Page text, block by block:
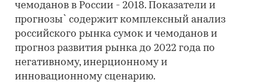
чемоданов в России - 2018. Показатели и
прогнозы` содержит комплексный анализ
российского рынка сумок и чемоданов и
прогноз развития рынка до 2022 года по
негативному, инерционному и
инновационному сценарию.